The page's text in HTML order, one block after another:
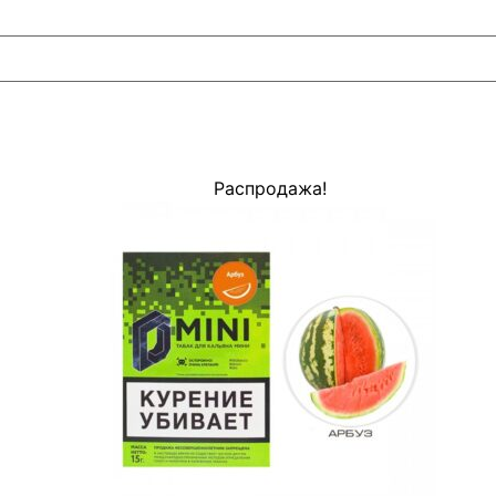
Распродажа!